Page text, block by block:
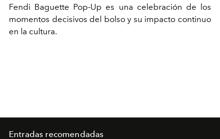
Fendi Baguette Pop-Up es una celebración de los
momentos decisivos del bolso y su impacto continuo
en la cultura.
Entradas recomendadas